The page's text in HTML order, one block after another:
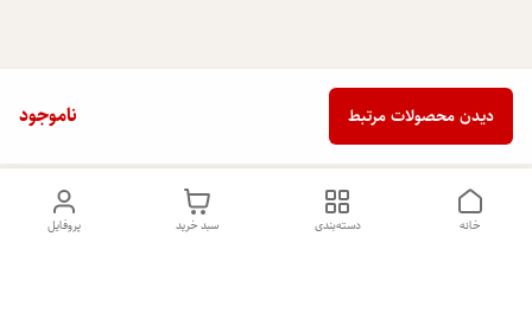
ناموجود دیدن محصولات مرتبط
پروفایل سبد خرید دسته‌بندی خانه